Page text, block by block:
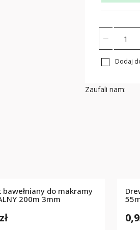
Dodaj
Zaufali nam:
bawełniany do makramy
200m 3mm